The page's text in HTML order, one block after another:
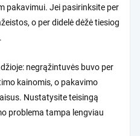
pakavimui. Jei pasirinksite per
o per didelė dėžė tiesiog
negrąžintuvės buvo per
kainomis, o pakavimo
Nustatysite teisingą
problema tampa lengviau